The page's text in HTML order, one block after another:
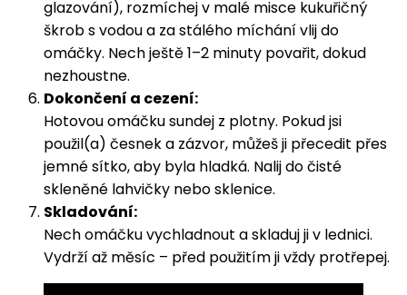
glazování), rozmíchej v malé misce kukuřičný
škrob s vodou a za stálého míchání vlij do
omáčky. Nech ještě 1–2 minuty povařit, dokud
nezhoustne.
Dokončení a cezení:
Hotovou omáčku sundej z plotny. Pokud jsi
použil(a) česnek a zázvor, můžeš ji přecedit přes
jemné sítko, aby byla hladká. Nalij do čisté
skleněné lahvičky nebo sklenice.
Skladování:
Nech omáčku vychladnout a skladuj ji v lednici.
Vydrží až měsíc – před použitím ji vždy protřepej.